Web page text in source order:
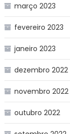
março 2023
fevereiro 2023
janeiro 2023
dezembro 2022
novembro 2022
outubro 2022